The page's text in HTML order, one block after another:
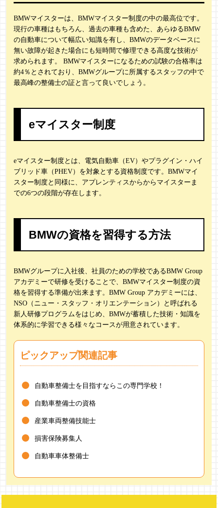
BMWマイスターは、BMWマイスター制度の中の最高位です。
現行の車種はもちろん、過去の車種も含めた、あらゆるBMW
の自動車について幅広い知識を有し、BMWのデータベースに
無い故障が起きた場合にも短時間で修理できる高度な技術が
求められます。 BMWマイスターになるための試験の合格率は
約4％とされており、BMWグループに所属するスタッフの中で
最高峰の整備士の証と言って良いでしょう。
eマイスター制度
eマイスター制度とは、電気自動車（EV）やプラグイン・ハイ
ブリッド車（PHEV）を対象とする資格制度です。BMWマイ
スター制度と同様に、アプレンティスからからマイスターま
での6つの段階が存在します。
BMWの資格を習得する方法
BMWグループに入社後、社員のための学校であるBMW Group
アカデミーで研修を受けることで、BMWマイスター制度の資
格を習得する準備が出来ます。BMW Group アカデミーには、
NSO（ニュー・スタッフ・オリエンテーション）と呼ばれる
新人研修プログラムをはじめ、BMWが蓄積した技術・知識を
体系的に学習できる様々なコースが用意されています。
ピックアップ関連記事
自動車整備士を目指すならこの専門学校！
自動車整備士の資格
産業車両整備技能士
損害保険募集人
自動車車体整備士